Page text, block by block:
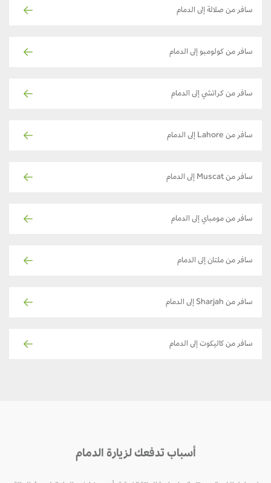
سافر من صلالة إلى الدمام
سافر من كولومبو إلى الدمام
سافر من كراتشي إلى الدمام
سافر من Lahore إلى الدمام
سافر من Muscat إلى الدمام
سافر من مومباي إلى الدمام
سافر من ملتان إلى الدمام
سافر من Sharjah إلى الدمام
سافر من كاليكوت إلى الدمام
أسباب تدفعك لزيارة الدمام